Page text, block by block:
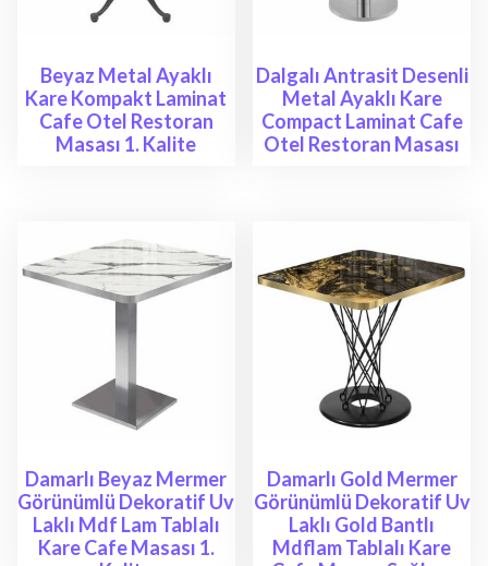
Beyaz Metal Ayaklı
Kare Kompakt Laminat
Cafe Otel Restoran
Masası 1. Kalite
Dalgalı Antrasit Desenli
Metal Ayaklı Kare
Compact Laminat Cafe
Otel Restoran Masası
Damarlı Beyaz Mermer
Görünümlü Dekoratif Uv
Laklı Mdf Lam Tablalı
Kare Cafe Masası 1.
Damarlı Gold Mermer
Görünümlü Dekoratif Uv
Laklı Gold Bantlı
Mdflam Tablalı Kare